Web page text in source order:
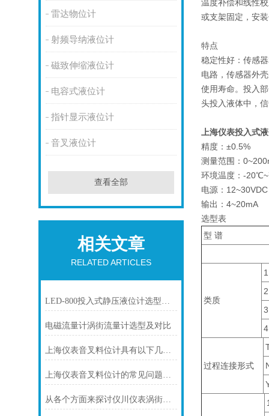
雷达物位计
射频导纳液位计
磁致伸缩液位计
电容式液位计
指针显示液位计
音叉液位计
查看全部
相关文章
RELATED ARTICLES
LED-800投入式静压液位计选型及使用过程中的问题
电磁流量计涡街流量计选型及对比
上海仪表音叉料位计具有以下几个主要的用途
上海仪表音叉料位计的常见问题及其解决方法
从各个方面来探讨仪川仪表涡街流量计的技术特点
温度补偿和线性
或支架固定，安
特点
稳定性好：传感
电路，传感器外
使用寿命。投入
头投入液体中，
上海仪表投入式
精度：±0.5%
测量范围：
环境温度：-
电源：12~30VDC
输出：4~20mA
选型表
型 谱
类质
1
2
3
4
过程连接形式